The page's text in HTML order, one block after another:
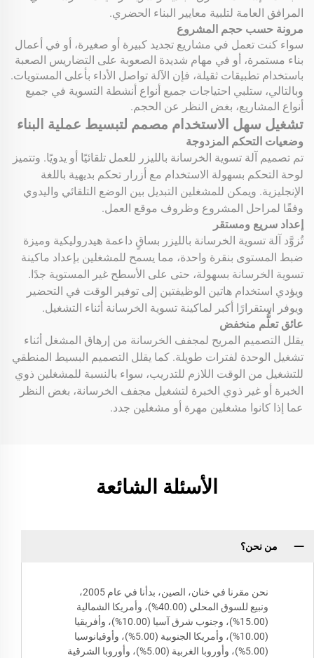
المرافق العامة لتلبية معايير البناء الحضري.
مرونة حسب حجم المشروع
سواء كنت تعمل في مشاريع تجديد كبيرة أو صغيرة، أو في أعمال
بناء مستمرة، أو في مهام شديدة الصعوبة على التضاريس الصعبة
باستخدام تطبيقات ثقيلة، فإن الآلة تواصل الأداء بأعلى المستويات.
وبالتالي، ستلبي احتياجات جميع أنواع أنشطة التسوية في جميع
أنواع المشاريع، بغض النظر عن الحجم.
تشغيل سهل الاستخدام مصمم لتبسيط عملية البناء
وضعيات التحكم المزدوجة
تم تصميم آلة تسوية الخرسانة بالليزر للعمل تلقائيًا أو يدويًا. وتتميز
لوحة التحكم بسهولة الاستخدام مع أزرار تحكم بديهية باللغة
الإنجليزية. ويمكن للمشغلين التبديل بين الوضع التلقائي واليدوي
وفقًا لمراحل المشروع وظروف موقع العمل.
إعداد سريع ومستقر
تُزوَّد آلة تسوية الخرسانة بالليزر بساقٍ داعمة هيدروليكية وميزة
ضبط المستوى بنقرة واحدة، مما يسمح للمشغلين بإعداد ماكينة
تسوية الخرسانة بسهولة، حتى على الأسطح غير المستوية جدًا.
ويؤدي استخدام هاتين الوظيفتين إلى توفير الوقت في التحضير
ويوفر استقرارًا أكبر لماكينة تسوية الخرسانة أثناء التشغيل.
عائق تعلُّم منخفض
يقلل التصميم المريح لمجفف الخرسانة من إرهاق المشغل أثناء
تشغيل الوحدة لفترات طويلة. كما يقلل التصميم البسيط المنطقي
للتشغيل من الوقت اللازم للتدريب، سواء بالنسبة للمشغلين ذوي
الخبرة أو غير ذوي الخبرة لتشغيل مجفف الخرسانة، بغض النظر
عما إذا كانوا مشغلين مهرة أو مشغلين جدد.
الأسئلة الشائعة
من نحن؟
نحن مقرنا في خنان، الصين، بدأنا في عام 2005،
ونبيع للسوق المحلي (40.00%)، وأمريكا الشمالية
(15.00%)، وجنوب شرق آسيا (10.00%)، وأفريقيا
(10.00%)، وأمريكا الجنوبية (5.00%)، وأوقيانوسيا
(5.00%)، وأوروبا الغربية (5.00%)، وأوروبا الشرقية